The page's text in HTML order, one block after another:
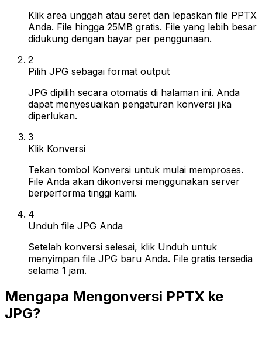
Klik area unggah atau seret dan lepaskan file PPTX
Anda. File hingga 25MB gratis. File yang lebih besar
didukung dengan bayar per penggunaan.
2
Pilih JPG sebagai format output
JPG dipilih secara otomatis di halaman ini. Anda
dapat menyesuaikan pengaturan konversi jika
diperlukan.
3
Klik Konversi
Tekan tombol Konversi untuk mulai memproses.
File Anda akan dikonversi menggunakan server
berperforma tinggi kami.
4
Unduh file JPG Anda
Setelah konversi selesai, klik Unduh untuk
menyimpan file JPG baru Anda. File gratis tersedia
selama 1 jam.
Mengapa Mengonversi PPTX ke
JPG?